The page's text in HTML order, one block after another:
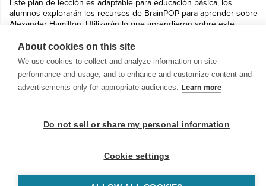
Este plan de lección es adaptable para educación básica, los
alumnos explorarán los recursos de BrainPOP para aprender sobre
Alexander Hamilton. Utilizarán lo que aprendieron sobre este
Ver más »
About cookies on this site
We use cookies to collect and analyze information on site
performance and usage, and to enhance and customize content and
advertisements only for appropriate audiences. Learn more
Do not sell or share my personal information
Cookie settings